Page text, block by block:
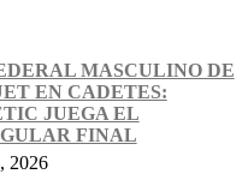
MASCULINO DE
EN CADETES:
JUEGA EL
FINAL
2026